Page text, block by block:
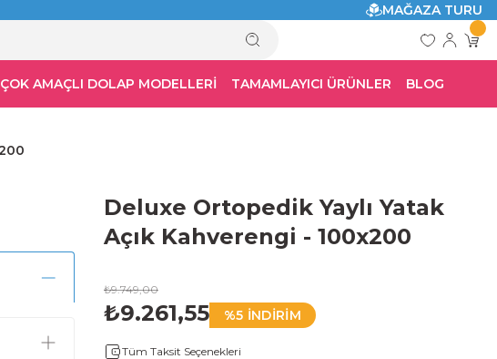
MAĞAZA TURU
ÇOK AMAÇLI DOLAP MODELLERİ TAMAMLAYICI ÜRÜNLER BLOG
Deluxe Ortopedik Yaylı Yatak
Açık Kahverengi - 100x200
₺9.749,00
₺9.261,55 %5 İNDİRİM
Tüm Taksit Seçenekleri